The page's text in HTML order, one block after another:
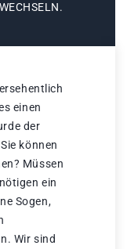
einen
der
können
Müssen
ein
Sogen,
Wir sind